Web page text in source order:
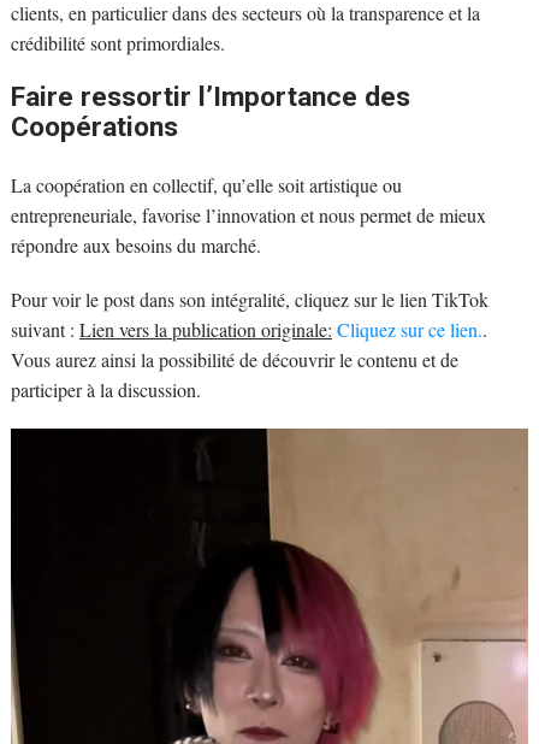
clients, en particulier dans des secteurs où la transparence et la
crédibilité sont primordiales.
Faire ressortir l’Importance des
Coopérations
La coopération en collectif, qu’elle soit artistique ou
entrepreneuriale, favorise l’innovation et nous permet de mieux
répondre aux besoins du marché.
Pour voir le post dans son intégralité, cliquez sur le lien TikTok
suivant : Lien vers la publication originale: Cliquez sur ce lien..
Vous aurez ainsi la possibilité de découvrir le contenu et de
participer à la discussion.